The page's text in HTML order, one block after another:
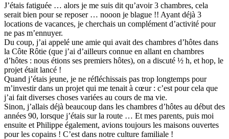
J’étais fatiguée … alors je me suis dit qu’avoir 3 chambres, cela
serait bien pour se reposer … nooon je blague !! Ayant déjà 3
locations de vacances, je cherchais un complément d’activité pour
ne pas m’ennuyer.
Du coup, j’ai appelé une amie qui avait des chambres d’hôtes dans
la Côte Rôtie (que j’ai d’ailleurs connue en allant en chambres
d’hôtes : nous étions ses premiers hôtes), on a discuté ½ h, et hop, le
projet était lancé !
Quand j’étais jeune, je ne réfléchissais pas trop longtemps pour
m’investir dans un projet qui me tenait à cœur : c’est pour cela que
j’ai fait diverses choses variées au cours de ma vie.
Sinon, j’allais déjà beaucoup dans les chambres d’hôtes au début des
années 90, lorsque j’étais sur la route … Et mes parents, puis moi
ensuite et Philippe également, avions toujours les maisons ouvertes
pour les copains ! C’est dans notre culture familiale !